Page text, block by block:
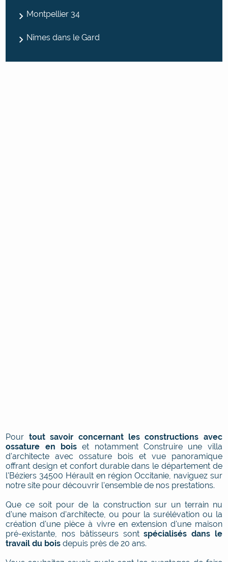
Montpellier 34
Nîmes dans le Gard
Pour tout savoir concernant les constructions avec
ossature en boiset notamment Construire une villa
d'architecte avec ossature bois et vue panoramique
offrant design et confort durable dans le département de
l'Béziers 34500 Hérault en région Occitanie, naviguez sur
notre site pour découvrir l'ensemble de nos prestations.
Que ce soit pour de la construction sur un terrain nu
d'une maison d'architecte, ou pour la surélévation ou la
création d'une pièce à vivre en extension d'une maison
pré-existante, nos bâtisseurs sontspécialisés dans le
travail du bois depuis près de 20 ans.